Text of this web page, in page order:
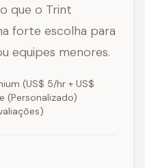
que o Trint
forte escolha para
equipes menores.
(US$ 5/hr + US$
(Personalizado)